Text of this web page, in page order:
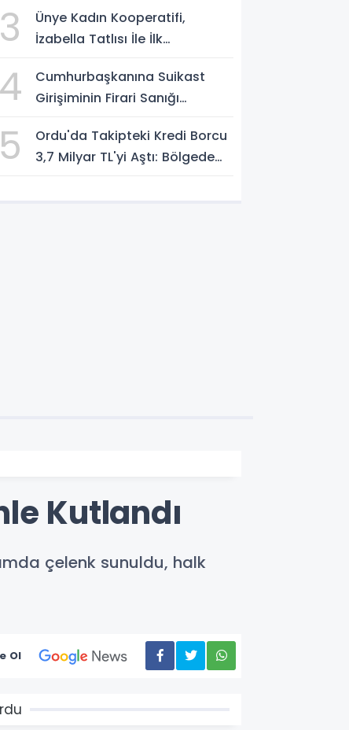
Yaşamını Yitirdi
3
Ünye Kadın Kooperatifi,
İzabella Tatlısı İle İlk
Oldu!
4
Cumhurbaşkanına Suikast
Girişiminin Firari Sanığı
5
Ordu'da Takipteki Kredi Borcu
3,7 Milyar TL'yi Aştı: Bölgede
Kutlandı
çelenk sunuldu, halk
Ol